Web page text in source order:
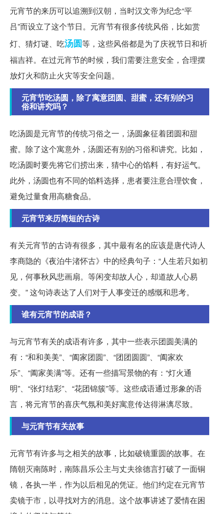
元宵节的来历可以追溯到汉朝，当时汉文帝为纪念“平
吕”而设立了这个节日。元宵节有很多传统风俗，比如赏
灯、猜灯谜、吃汤圆等，这些风俗都是为了庆祝节日和祈
福吉祥。在过元宵节的时候，我们需要注意安全，合理摆
放灯火和防止火灾等安全问题。
元宵节吃汤圆，除了寓意团圆、甜蜜，还有别的习
俗和讲究吗？
吃汤圆是元宵节的传统习俗之一，汤圆象征着团圆和甜
蜜。除了这个寓意外，汤圆还有别的习俗和讲究。比如，
吃汤圆时要先将它们捞出来，猜中心的馅料，有好运气。
此外，汤圆也有不同的馅料选择，患者要注意合理饮食，
避免过量食用高糖食品。
元宵节来历简短的古诗
有关元宵节的古诗有很多，其中最有名的应该是唐代诗人
李商隐的《夜泊牛渚怀古》中的经典句子：“人生若只如初
见，何事秋风悲画扇。等闲变却故人心，却道故人心易
变。” 这句诗表达了人们对于人事变迁的感慨和思考。
谁有元宵节的成语？
与元宵节有关的成语有许多，其中一些表示团圆美满的
有：“和和美美”、“阖家团圆”、“团团圆圆”、“阖家欢
乐”、“阖家美满”等。还有一些描写景物的有：“灯火通
明”、“张灯结彩”、“花团锦簇”等。这些成语通过形象的语
言，将元宵节的喜庆气氛和美好寓意传达得淋漓尽致。
与元宵节有关故事
元宵节有许多与之相关的故事，比如破镜重圆的故事。在
隋朝灭南陈时，南陈昌乐公主与丈夫徐德言打破了一面铜
镜，各执一半，作为以后相见的凭证。他们约定在元宵节
卖镜于市，以寻找对方的消息。这个故事讲述了爱情在困